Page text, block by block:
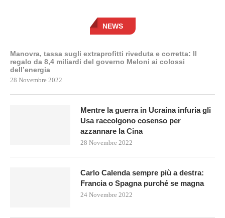
NEWS
Manovra, tassa sugli extraprofitti riveduta e corretta: Il
regalo da 8,4 miliardi del governo Meloni ai colossi
dell’energia
28 Novembre 2022
Mentre la guerra in Ucraina infuria gli
Usa raccolgono cosenso per
azzannare la Cina
28 Novembre 2022
Carlo Calenda sempre più a destra:
Francia o Spagna purché se magna
24 Novembre 2022